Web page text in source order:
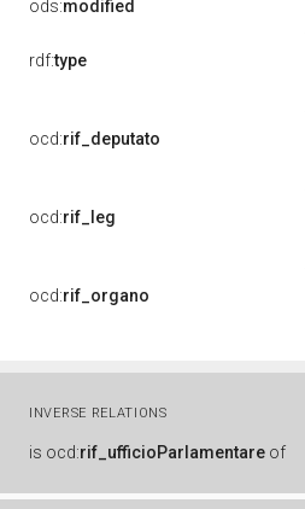
ods:modified
rdf:type
ocd:rif_deputato
ocd:rif_leg
ocd:rif_organo
INVERSE RELATIONS
is ocd:rif_ufficioParlamentare of